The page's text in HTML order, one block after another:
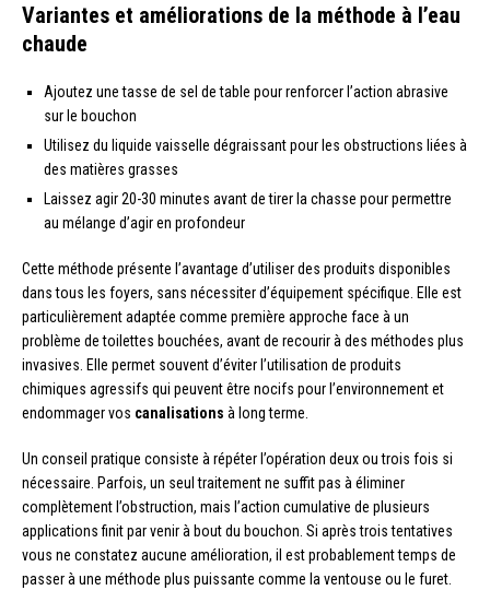
Variantes et améliorations de la méthode à l’eau
chaude
Ajoutez une tasse de sel de table pour renforcer l’action abrasive
sur le bouchon
Utilisez du liquide vaisselle dégraissant pour les obstructions liées à
des matières grasses
Laissez agir 20-30 minutes avant de tirer la chasse pour permettre
au mélange d’agir en profondeur
Cette méthode présente l’avantage d’utiliser des produits disponibles
dans tous les foyers, sans nécessiter d’équipement spécifique. Elle est
particulièrement adaptée comme première approche face à un
problème de toilettes bouchées, avant de recourir à des méthodes plus
invasives. Elle permet souvent d’éviter l’utilisation de produits
chimiques agressifs qui peuvent être nocifs pour l’environnement et
endommager vos canalisations à long terme.
Un conseil pratique consiste à répéter l’opération deux ou trois fois si
nécessaire. Parfois, un seul traitement ne suffit pas à éliminer
complètement l’obstruction, mais l’action cumulative de plusieurs
applications finit par venir à bout du bouchon. Si après trois tentatives
vous ne constatez aucune amélioration, il est probablement temps de
passer à une méthode plus puissante comme la ventouse ou le furet.